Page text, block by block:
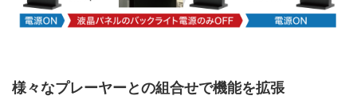
様々なプレーヤーとの組合せで機能を拡張